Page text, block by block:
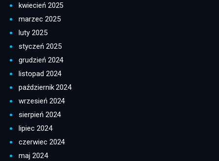
kwiecień 2025
marzec 2025
luty 2025
styczeń 2025
grudzień 2024
listopad 2024
październik 2024
wrzesień 2024
sierpień 2024
lipiec 2024
czerwiec 2024
maj 2024